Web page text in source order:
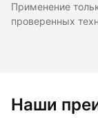
Применение
проверенных
Наши